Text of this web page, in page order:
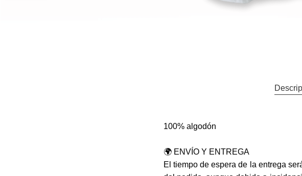
100% algodón
🌍 ENVÍO Y ENTREGA
El tiempo de espera de la entrega